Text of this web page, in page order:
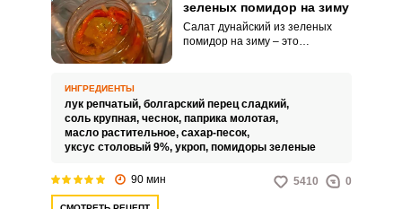
зеленых помидор на зиму
Салат дунайский из зеленых
помидор на зиму – это
гарнира к различным блюдам.
ИНГРЕДИЕНТЫ
лук репчатый, болгарский перец сладкий,
соль крупная, чеснок, паприка молотая,
масло растительное, сахар-песок,
уксус столовый 9%, укроп, помидоры зеленые
90 мин 5410 0